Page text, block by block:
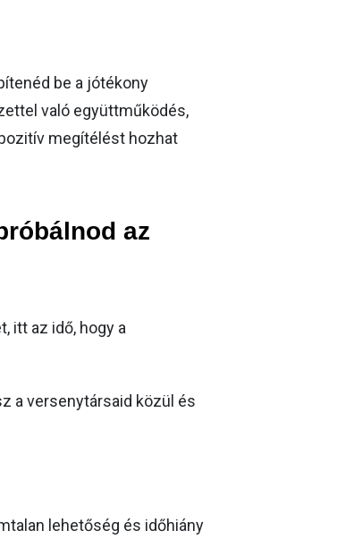
be a jótékony
való együttműködés,
megítélést hozhat
az
itt az idő, hogy a
a versenytársaid közül és
lehetőség és időhiány